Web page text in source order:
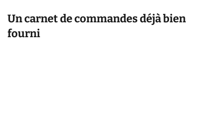
Un carnet de commandes déjà bien
fourni